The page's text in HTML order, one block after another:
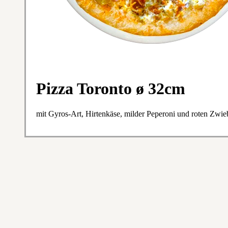
Pizza Toronto ø 32cm
mit Gyros-Art, Hirtenkäse, milder Peperoni und roten